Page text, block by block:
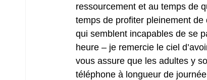
ressourcement et au temps de
temps de profiter pleinement
qui semblent incapables de se
heure – je remercie le ciel
vous assure que les adultes y
téléphone à longueur de